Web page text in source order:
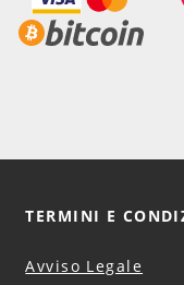
TERMINI E
Avviso Legale